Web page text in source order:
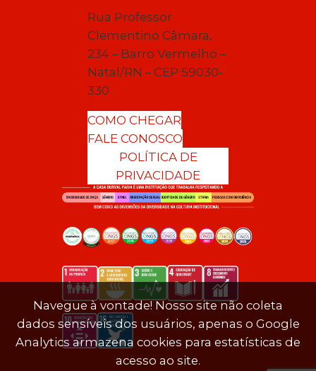
Rua Professor
Clementino Câmara,
234 – Barro Vermelho –
Natal/RN – CEP 59030-
330
COMO CHEGAR
FALE CONOSCO
POLÍTICA DE
PRIVACIDADE
Navegue à vontade! Nosso site não coleta
dados sensíveis dos usuários, apenas o Google
Analytics armazena cookies para estatísticas de
acesso ao site.